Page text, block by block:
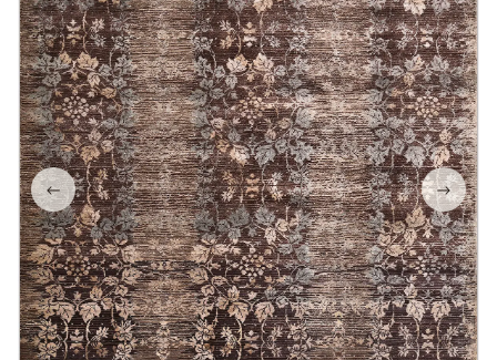
← →